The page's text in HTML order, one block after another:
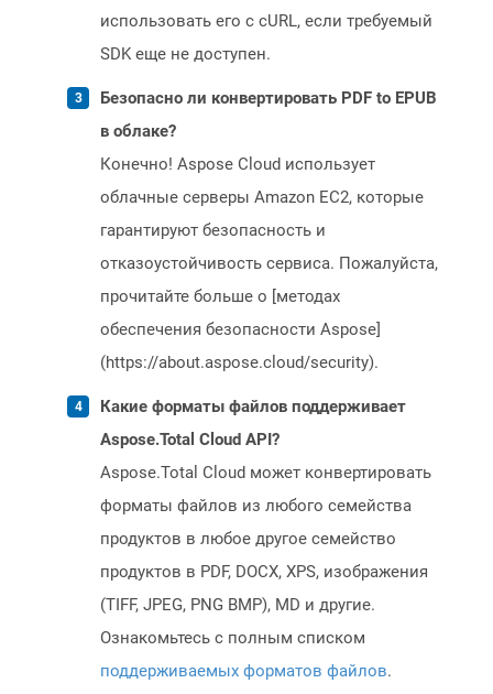
использовать его с cURL, если требуемый
SDK еще не доступен.
Безопасно ли конвертировать PDF to EPUB
в облаке?
Конечно! Aspose Cloud использует
облачные серверы Amazon EC2, которые
гарантируют безопасность и
отказоустойчивость сервиса. Пожалуйста,
прочитайте больше о [методах
обеспечения безопасности Aspose]
(https://about.aspose.cloud/security).
Какие форматы файлов поддерживает
Aspose.Total Cloud API?
Aspose.Total Cloud может конвертировать
форматы файлов из любого семейства
продуктов в любое другое семейство
продуктов в PDF, DOCX, XPS, изображения
(TIFF, JPEG, PNG BMP), MD и другие.
Ознакомьтесь с полным списком
поддерживаемых форматов файлов.